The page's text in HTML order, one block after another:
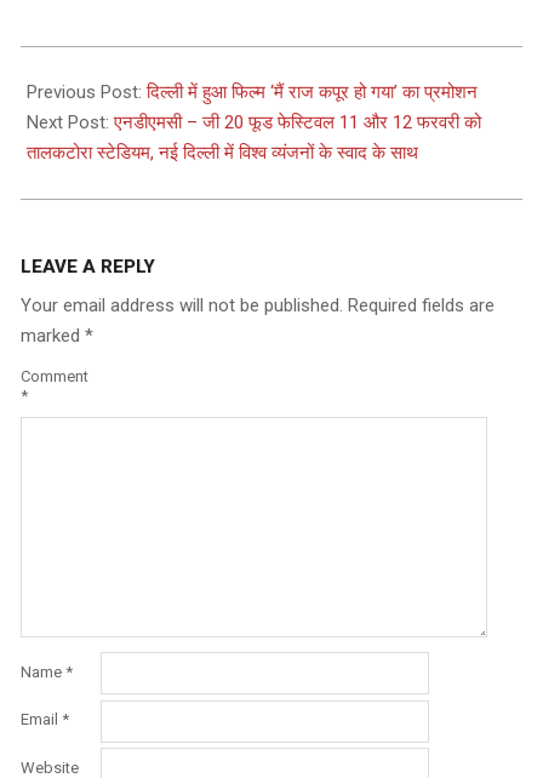
02-
09
Previous Post:दिल्ली में हुआ फिल्म ‘मैं राज कपूर हो गया’ का प्रमोशन
Next Post:एनडीएमसी – जी 20 फूड फेस्टिवल 11 और 12 फरवरी को
तालकटोरा स्टेडियम, नई दिल्ली में विश्व व्यंजनों के स्वाद के साथ
LEAVE A REPLY
Your email address will not be published. Required fields are
marked *
Comment
*
Name *
Email *
Website